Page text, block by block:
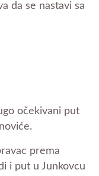
da se nastavi sa
očekivani put
prema
i put u Junkovcu